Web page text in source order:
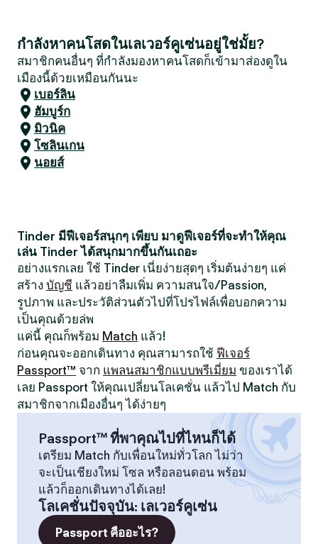
กำลังหาคนโสดในเลเวอร์คูเซ่นอยู่ใช่มั้ย?
สมาชิกคนอื่นๆ ที่กำลังมองหาคนโสดก็เข้ามาส่องดูใน
เมืองนี้ด้วยเหมือนกันนะ
เบอร์ลิน
ฮัมบูร์ก
มิวนิค
โซลินเกน
นอยส์
Tinder มีฟีเจอร์สนุกๆ เพียบ มาดูฟีเจอร์ที่จะทำให้คุณ
เล่น Tinder ได้สนุกมากขึ้นกันเถอะ
อย่างแรกเลย ใช้ Tinder เนี่ยง่ายสุดๆ เริ่มต้นง่ายๆ แค่
สร้าง บัญชี แล้วอย่าลืมเพิ่ม ความสนใจ/Passion,
รูปภาพ และประวัติส่วนตัวไปที่โปรไฟล์เพื่อบอกความ
เป็นคุณด้วยล่พ
แค่นี้ คุณก็พร้อม Match แล้ว!
ก่อนคุณจะออกเดินทาง คุณสามารถใช้ ฟีเจอร์
Passport™ จาก แพลนสมาชิกแบบพรีเมี่ยม ของเราได้
เลย Passport ให้คุณเปลี่ยนโลเคชั่น แล้วไป Match กับ
สมาชิกจากเมืองอื่นๆ ได้ง่ายๆ
Passport™ ที่พาคุณไปที่ไหนก็ได้
เตรียม Match กับเพื่อนใหม่ทั่วโลก ไม่ว่า
จะเป็นเชียงใหม่ โซล หรือลอนดอน พร้อม
แล้วก็ออกเดินทางได้เลย!
โลเคชั่นปัจจุบัน: เลเวอร์คูเซ่น
Passport คืออะไร?